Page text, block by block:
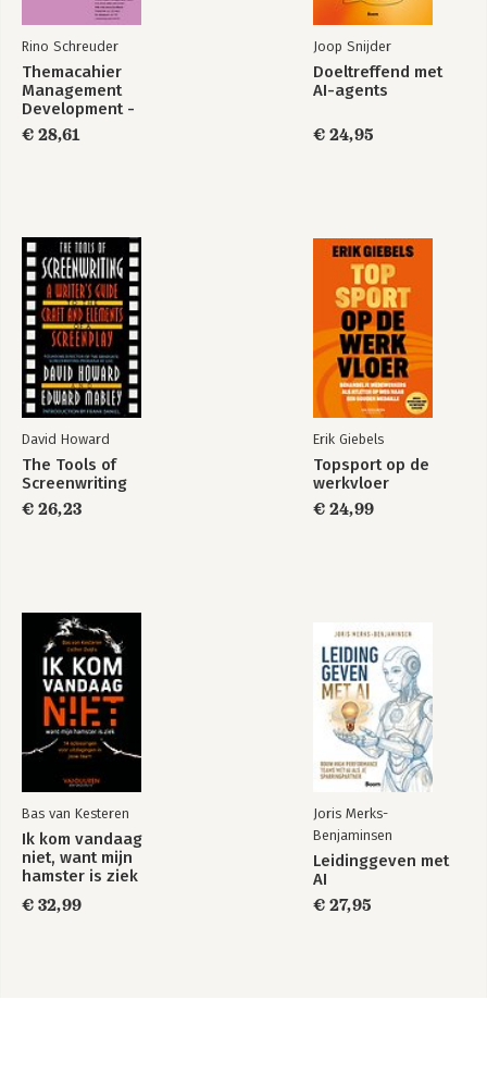
Themacahier
Management
Bekijk alle boeken
van blokkades
Gwen Dudok van Heel
Boekbespreking – Virtual teams across cultures
Rino Schreuder
Themacahier
Management
Development -
winter 2021 -
Reflectie
€ 28,61
Joop Snijder
Doeltreffend met
AI-agents
€ 24,95
David Howard
The Tools of
Screenwriting
€ 26,23
Erik Giebels
Topsport op de
werkvloer
€ 24,99
Bas van Kesteren
Ik kom vandaag
niet, want mijn
hamster is ziek
€ 32,99
Joris Merks-
Benjaminsen
Leidinggeven met
AI
€ 27,95